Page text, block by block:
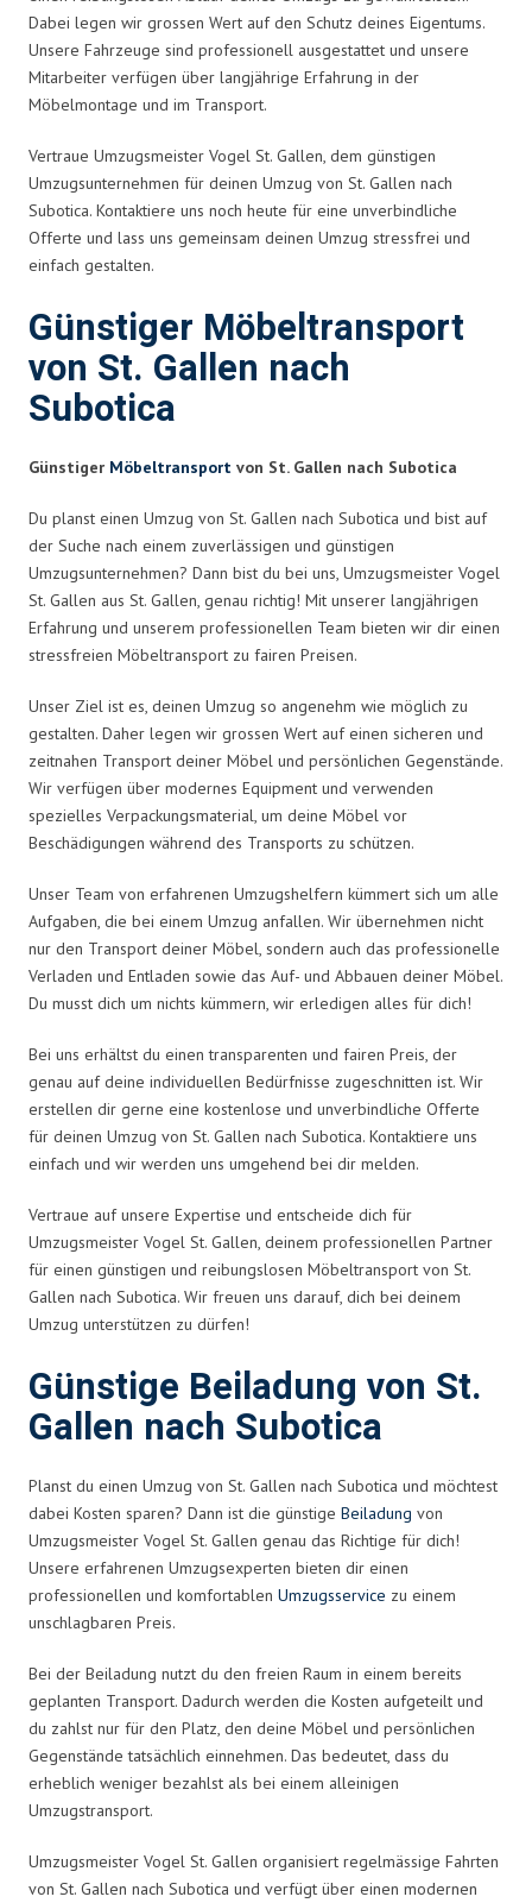
Dabei legen wir grossen Wert auf den Schutz deines Eigentums.
Unsere Fahrzeuge sind professionell ausgestattet und unsere
Mitarbeiter verfügen über langjährige Erfahrung in der
Möbelmontage und im Transport.
Vertraue Umzugsmeister Vogel St. Gallen, dem günstigen
Umzugsunternehmen für deinen Umzug von St. Gallen nach
Subotica. Kontaktiere uns noch heute für eine unverbindliche
Offerte und lass uns gemeinsam deinen Umzug stressfrei und
einfach gestalten.
Günstiger Möbeltransport
von St. Gallen nach
Subotica
Günstiger Möbeltransport von St. Gallen nach Subotica
Du planst einen Umzug von St. Gallen nach Subotica und bist auf
der Suche nach einem zuverlässigen und günstigen
Umzugsunternehmen? Dann bist du bei uns, Umzugsmeister Vogel
St. Gallen aus St. Gallen, genau richtig! Mit unserer langjährigen
Erfahrung und unserem professionellen Team bieten wir dir einen
stressfreien Möbeltransport zu fairen Preisen.
Unser Ziel ist es, deinen Umzug so angenehm wie möglich zu
gestalten. Daher legen wir grossen Wert auf einen sicheren und
zeitnahen Transport deiner Möbel und persönlichen Gegenstände.
Wir verfügen über modernes Equipment und verwenden
spezielles Verpackungsmaterial, um deine Möbel vor
Beschädigungen während des Transports zu schützen.
Unser Team von erfahrenen Umzugshelfern kümmert sich um alle
Aufgaben, die bei einem Umzug anfallen. Wir übernehmen nicht
nur den Transport deiner Möbel, sondern auch das professionelle
Verladen und Entladen sowie das Auf- und Abbauen deiner Möbel.
Du musst dich um nichts kümmern, wir erledigen alles für dich!
Bei uns erhältst du einen transparenten und fairen Preis, der
genau auf deine individuellen Bedürfnisse zugeschnitten ist. Wir
erstellen dir gerne eine kostenlose und unverbindliche Offerte
für deinen Umzug von St. Gallen nach Subotica. Kontaktiere uns
einfach und wir werden uns umgehend bei dir melden.
Vertraue auf unsere Expertise und entscheide dich für
Umzugsmeister Vogel St. Gallen, deinem professionellen Partner
für einen günstigen und reibungslosen Möbeltransport von St.
Gallen nach Subotica. Wir freuen uns darauf, dich bei deinem
Umzug unterstützen zu dürfen!
Günstige Beiladung von St.
Gallen nach Subotica
Planst du einen Umzug von St. Gallen nach Subotica und möchtest
dabei Kosten sparen? Dann ist die günstige Beiladung von
Umzugsmeister Vogel St. Gallen genau das Richtige für dich!
Unsere erfahrenen Umzugsexperten bieten dir einen
professionellen und komfortablen Umzugsservice zu einem
unschlagbaren Preis.
Bei der Beiladung nutzt du den freien Raum in einem bereits
geplanten Transport. Dadurch werden die Kosten aufgeteilt und
du zahlst nur für den Platz, den deine Möbel und persönlichen
Gegenstände tatsächlich einnehmen. Das bedeutet, dass du
erheblich weniger bezahlst als bei einem alleinigen
Umzugstransport.
Umzugsmeister Vogel St. Gallen organisiert regelmässige Fahrten
von St. Gallen nach Subotica und verfügt über einen modernen